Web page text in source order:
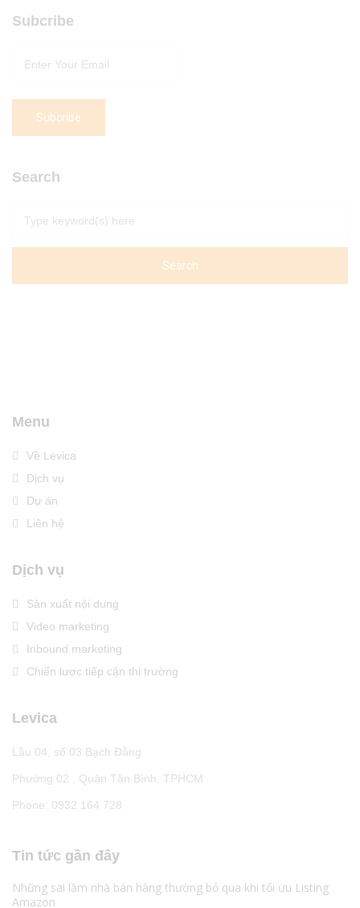
Subcribe
Search
Menu
Về Levica
Dịch vụ
Dự án
Liên hệ
Dịch vụ
Sản xuất nội dung
Video marketing
Inbound marketing
Chiến lược tiếp cận thị trường
Levica
Lầu 04, số 03 Bạch Đằng
Phường 02 , Quận Tân Bình, TPHCM
Phone: 0932 164 728
Tin tức gần đây
Những sai lầm nhà bán hàng thường bỏ qua khi tối ưu Listing
Amazon